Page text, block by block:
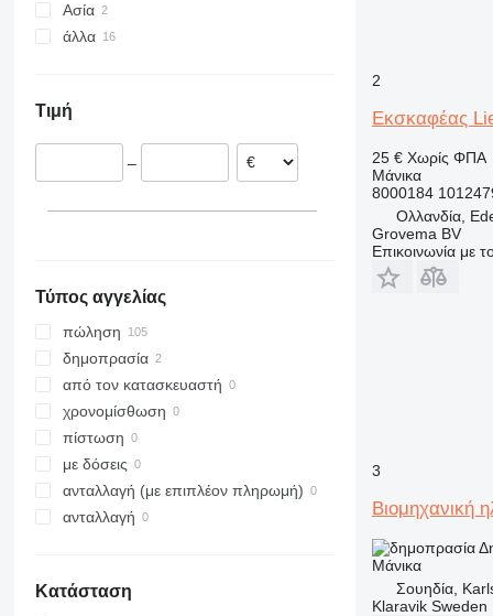
Ισπανία
Ιρλανδία
Ασία
άλλα
Τιμή
–
Τύπος αγγελίας
πώληση
δημοπρασία
από τον κατασκευαστή
χρονομίσθωση
πίστωση
με δόσεις
ανταλλαγή (με επιπλέον πληρωμή)
ανταλλαγή
Κατάσταση
2
Εκσκαφέας
25 € Χωρίς ΦΠΑ
Μάνικα
8000184
Ολλανδία,
Grovema BV
Επικοινωνία με
3
Βιομηχανική
Μάνικα
Σουηδία,
Klaravik Sweden